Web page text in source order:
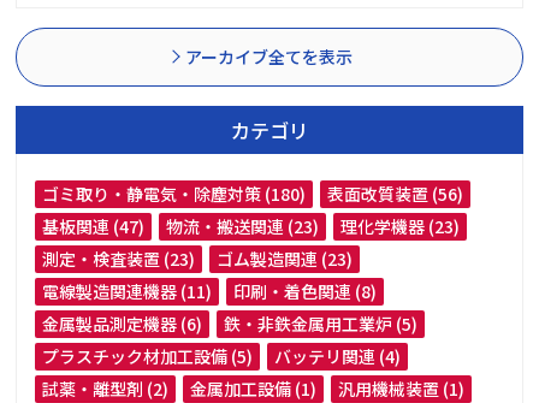
アーカイブ全てを表示
カテゴリ
ゴミ取り・静電気・除塵対策 (180)
表面改質装置 (56)
基板関連 (47)
物流・搬送関連 (23)
理化学機器 (23)
測定・検査装置 (23)
ゴム製造関連 (23)
電線製造関連機器 (11)
印刷・着色関連 (8)
金属製品測定機器 (6)
鉄・非鉄金属用工業炉 (5)
プラスチック材加工設備 (5)
バッテリ関連 (4)
試薬・離型剤 (2)
金属加工設備 (1)
汎用機械装置 (1)